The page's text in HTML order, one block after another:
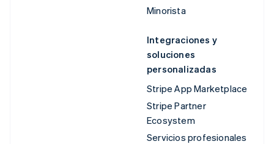
Minorista
Integraciones y
soluciones
personalizadas
Stripe App Marketplace
Stripe Partner
Ecosystem
Servicios profesionales